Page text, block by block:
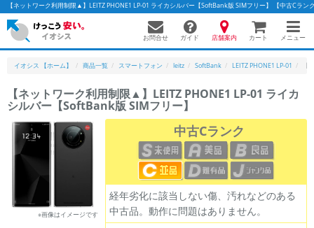
【ネットワーク利用制限▲】LEITZ PHONE1 LP-01 ライカシルバー【SoftBank版 SIMフリー】 【中古Cラ
お問合せ ガイド 店舗案内 カート メニュー
イオシス 【ホーム】 商品一覧 スマートフォン leitz SoftBank LEITZ PHONE1 LP-01 【
【ネットワーク利用制限▲】LEITZ PHONE1 LP-01 ライカ
シルバー【SoftBank版 SIMフリー】
※画像はイメージです
中古Cランク
経年劣化に該当しない傷、汚れなどのある
中古品。動作に問題はありません。
かんたんパソコン検索に切り替える
フリーワード
除外ワード
人気の検索ワード：Let's note EliteBookMacBook